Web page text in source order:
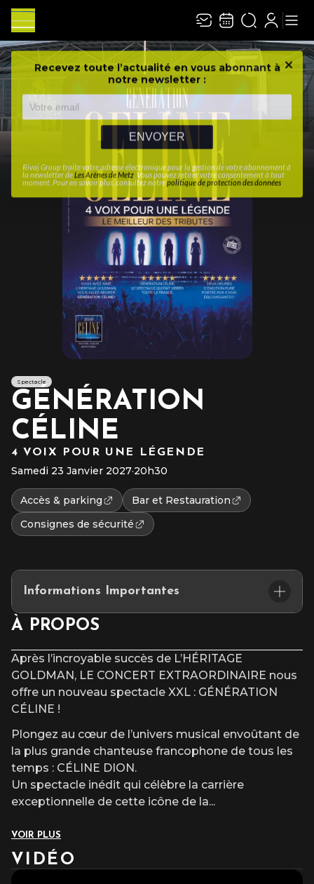
Recevez toute l’actualité en vous abonnant à
notre newsletter :
ENVOYER
Rivaj Group traite votre adresse électronique pour la gestion de votre abonnement à
la newsletter deLes Arènes de Metz. Vous pouvez retirer votre consentement à tout
moment. Pour en savoir plus, consultez notrepolitique de protection des données.
Spectacle
GÉNÉRATION
CÉLINE
4 VOIX POUR UNE LÉGENDE
Samedi 23 Janvier 2027·20h30
Accès & parking
Bar et Restauration
Consignes de sécurité
Informations Importantes
Placement assis numéroté.
après l’heure du début du spectacle.
À PROPOS
Après l’incroyable succès de L’HÉRITAGE
GOLDMAN, LE CONCERT EXTRAORDINAIRE nous
offre un nouveau spectacle XXL : GÉNÉRATION
CÉLINE !
Plongez au cœur de l’univers musical envoûtant de
la plus grande chanteuse francophone de tous les
temps : CÉLINE DION.
Un spectacle inédit qui célèbre la carrière
exceptionnelle de cette icône de la...
VOIR PLUS
VIDÉO